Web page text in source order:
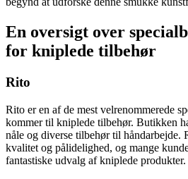
En oversigt over
for kniplede tilbehør
Rito
Rito er en af ​​de mest velrenommerede
kommer til kniplede tilbehør. Butikken
nåle og diverse tilbehør til håndarbejde.
kvalitet og pålidelighed, og mange
fantastiske udvalg af kniplede produkter.